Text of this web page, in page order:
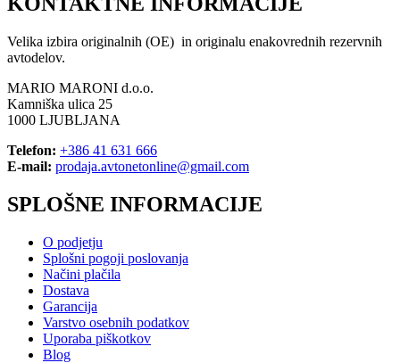
Velika izbira originalnih (OE) in originalu enakovrednih rezervnih
avtodelov.
MARIO MARONI d.o.o.
Kamniška ulica 25
1000 LJUBLJANA
Telefon: +386 41 631 666
E-mail: prodaja.avtonetonline@gmail.com
SPLOŠNE INFORMACIJE
O podjetju
Splošni pogoji poslovanja
Načini plačila
Dostava
Garancija
Varstvo osebnih podatkov
Uporaba piškotkov
Blog